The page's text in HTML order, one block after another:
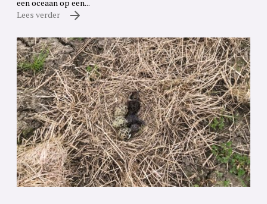
een oceaan op een...
Lees verder